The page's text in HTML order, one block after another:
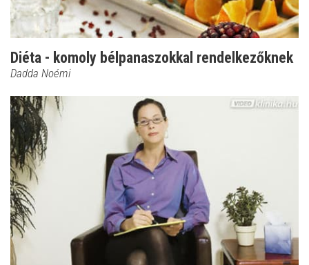
Diéta - komoly bélpanaszokkal rendelkezőknek
Dadda Noémi